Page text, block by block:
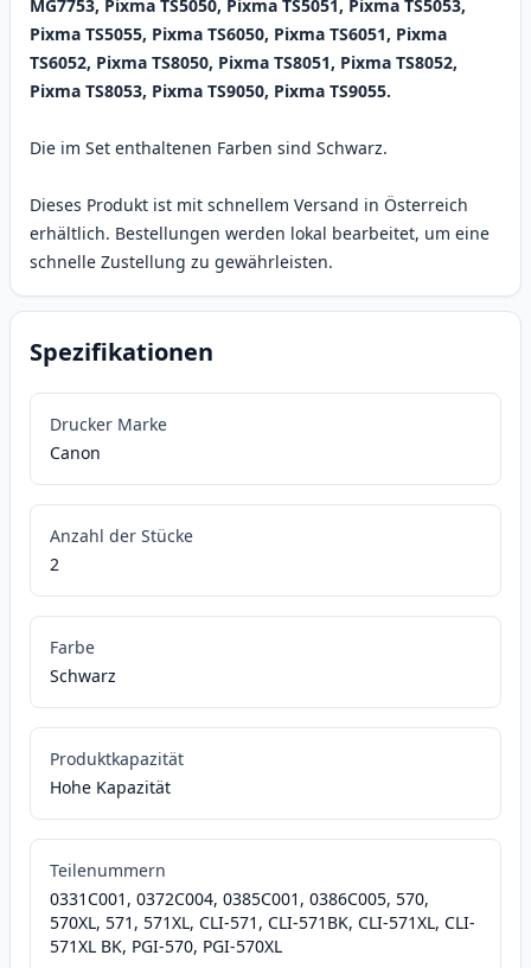
MG7753, Pixma TS5050, Pixma TS5051, Pixma TS5053,
Pixma TS5055, Pixma TS6050, Pixma TS6051, Pixma
TS6052, Pixma TS8050, Pixma TS8051, Pixma TS8052,
Pixma TS8053, Pixma TS9050, Pixma TS9055.
Die im Set enthaltenen Farben sind Schwarz.
Dieses Produkt ist mit schnellem Versand in Österreich
erhältlich. Bestellungen werden lokal bearbeitet, um eine
schnelle Zustellung zu gewährleisten.
Spezifikationen
Drucker Marke
Canon
Anzahl der Stücke
2
Farbe
Schwarz
Produktkapazität
Hohe Kapazität
Teilenummern
0331C001, 0372C004, 0385C001, 0386C005, 570,
570XL, 571, 571XL, CLI-571, CLI-571BK, CLI-571XL, CLI-
571XL BK, PGI-570, PGI-570XL